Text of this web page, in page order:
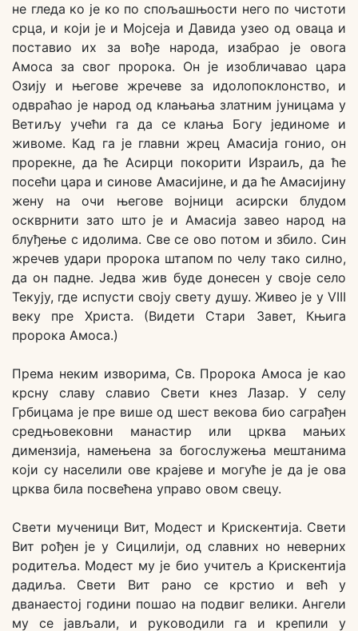
не гледа ко је ко по спољашњости него по чистоти
срца, и који је и Мојсеја и Давида узео од оваца и
поставио их за вође народа, изабрао је овога
Амоса за свог пророка. Он је изобличавао цара
Озију и његове жречеве за идолопоклонство, и
одвраћао је народ од клањања златним јуницама у
Ветиљу учећи га да се клања Богу јединоме и
живоме. Кад га је главни жрец Амасија гонио, он
прорекне, да ће Асирци покорити Израиљ, да ће
посећи цара и синове Амасијине, и да ће Амасијину
жену на очи његове војници асирски блудом
оскврнити зато што је и Амасија завео народ на
блуђење с идолима. Све се ово потом и збило. Син
жречев удари пророка штапом по челу тако силно,
да он падне. Једва жив буде донесен у своје село
Текују, где испусти своју свету душу. Живео је у VIII
веку пре Христа. (Видети Стари Завет, Књига
пророка Амоса.)
Према неким изворима, Св. Пророка Амоса је као
крсну славу славио Свети кнез Лазар. У селу
Грбицама је пре више од шест векова био саграђен
средњовековни манастир или црква мањих
димензија, намењена за богослужења мештанима
који су населили ове крајеве и могуће је да је ова
црква била посвећена управо овом свецу.
Свети мученици Вит, Модест и Крискентија. Свети
Вит рођен је у Сицилији, од славних но неверних
родитеља. Модест му је био учитељ а Крискентија
дадиља. Свети Вит рано се крстио и већ у
дванаестој години пошао на подвиг велики. Ангели
му се јављали, и руководили га и крепили у